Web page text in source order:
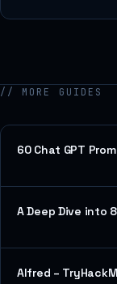
// MORE GUIDES
60 Chat GPT
A Deep Dive into
Alfred –